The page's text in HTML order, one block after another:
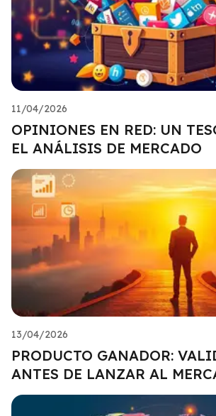
11/04/2026
OPINIONES EN RED: UN
EL ANÁLISIS DE MERCADO
13/04/2026
PRODUCTO GANADOR:
ANTES DE LANZAR AL